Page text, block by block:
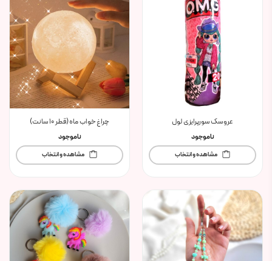
عروسک سورپرایزی لول
ناموجود
مشاهده و انتخاب
چراغ خواب ماه (قطر ۱۰ سانت)
ناموجود
مشاهده و انتخاب